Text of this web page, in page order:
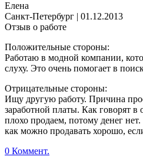
Елена
Санкт-Петербург | 01.12.2013
Отзыв о работе
Положительные стороны:
Работаю в модной компании,
слуху. Это очень помогает в
Отрицательные стороны:
Ищу другую работу. Причина
заработной платы. Как говорят в
плохо продаем, потому денег
как можно продавать хорошо,
0 Коммент.